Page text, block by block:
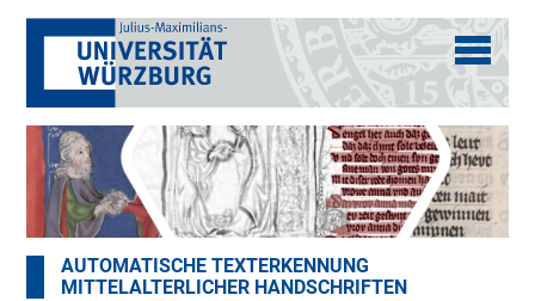
AUTOMATISCHE TEXTERKENNUNG
MITTELALTERLICHER HANDSCHRIFTEN